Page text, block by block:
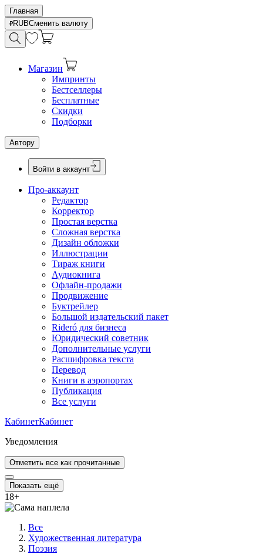
Главная
RUBСменить валюту
Магазин
Импринты
Бестселлеры
Бесплатные
Скидки
Подборки
Автору
Войти в аккаунт
Про-аккаунт
Редактор
Корректор
Простая верстка
Сложная верстка
Дизайн обложки
Иллюстрации
Тираж книги
Аудиокнига
Офлайн-продажи
Продвижение
Буктрейлер
Большой издательский пакет
Rideró для бизнеса
Юридический советник
Дополнительные услуги
Расшифровка текста
Перевод
Книги в аэропортах
Публикация
Все услуги
КабинетКабинет
Уведомления
Отметить все как прочитанные
Показать ещё
18+
Все
Художественная литература
Поэзия